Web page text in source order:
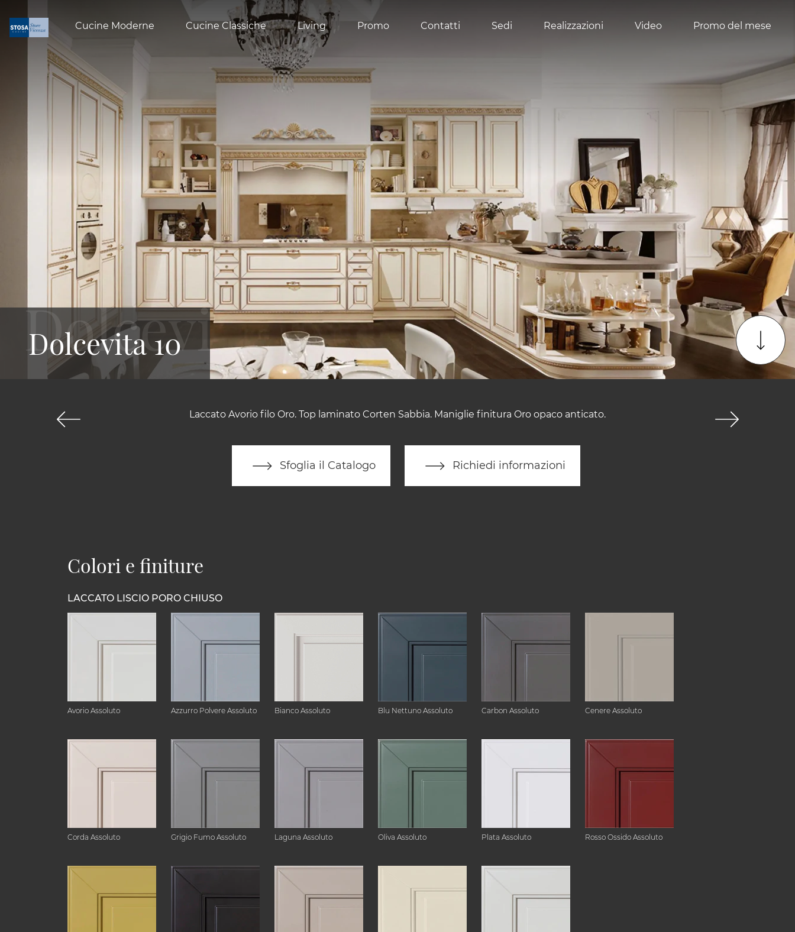
Cucine Moderne Cucine Classiche Living Promo Contatti Sedi Realizzazioni Video Promo del mese
Laccato Avorio filo Oro. Top laminato Corten Sabbia. Maniglie finitura Oro opaco anticato.
Sfoglia il Catalogo Richiedi informazioni
Dolcevita 10
Colori e finiture
LACCATO LISCIO PORO CHIUSO
Avorio Assoluto Azzurro Polvere Assoluto Bianco Assoluto Blu Nettuno Assoluto Carbon Assoluto Cenere Assoluto
Corda Assoluto Grigio Fumo Assoluto Laguna Assoluto Oliva Assoluto Plata Assoluto Rosso Ossido Assoluto